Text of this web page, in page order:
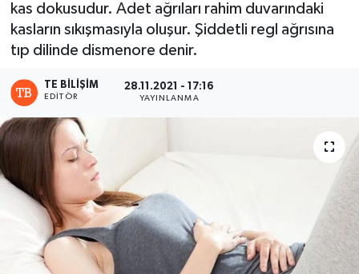
kas dokusudur. Adet ağrıları rahim duvarındaki
kasların sıkışmasıyla oluşur. Şiddetli regl ağrısına
tıp dilinde dismenore denir.
TE BILIŞIM
EDITÖR
28.11.2021 - 17:16
YAYINLANMA
Son Dakika Haberleri
Haber Arşivi